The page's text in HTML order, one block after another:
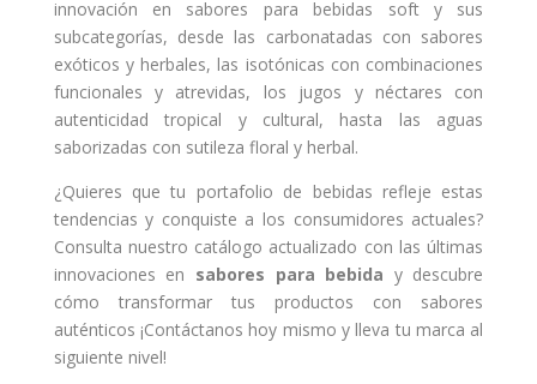
innovación en sabores para bebidas soft y sus
subcategorías, desde las carbonatadas con sabores
exóticos y herbales, las isotónicas con combinaciones
funcionales y atrevidas, los jugos y néctares con
autenticidad tropical y cultural, hasta las aguas
saborizadas con sutileza floral y herbal.
¿Quieres que tu portafolio de bebidas refleje estas
tendencias y conquiste a los consumidores actuales?
Consulta nuestro catálogo actualizado con las últimas
innovaciones en sabores para bebida y descubre
cómo transformar tus productos con sabores
auténticos ¡Contáctanos hoy mismo y lleva tu marca al
siguiente nivel!